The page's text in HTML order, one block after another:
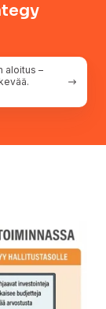
aloitus –